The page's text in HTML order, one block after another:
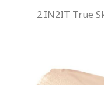
2.IN2IT True